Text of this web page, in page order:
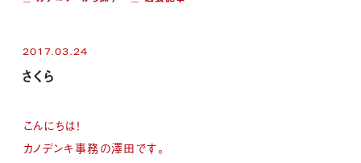
2017.03.24
さくら
こんにちは！
カノデンキ事務の澤田です。